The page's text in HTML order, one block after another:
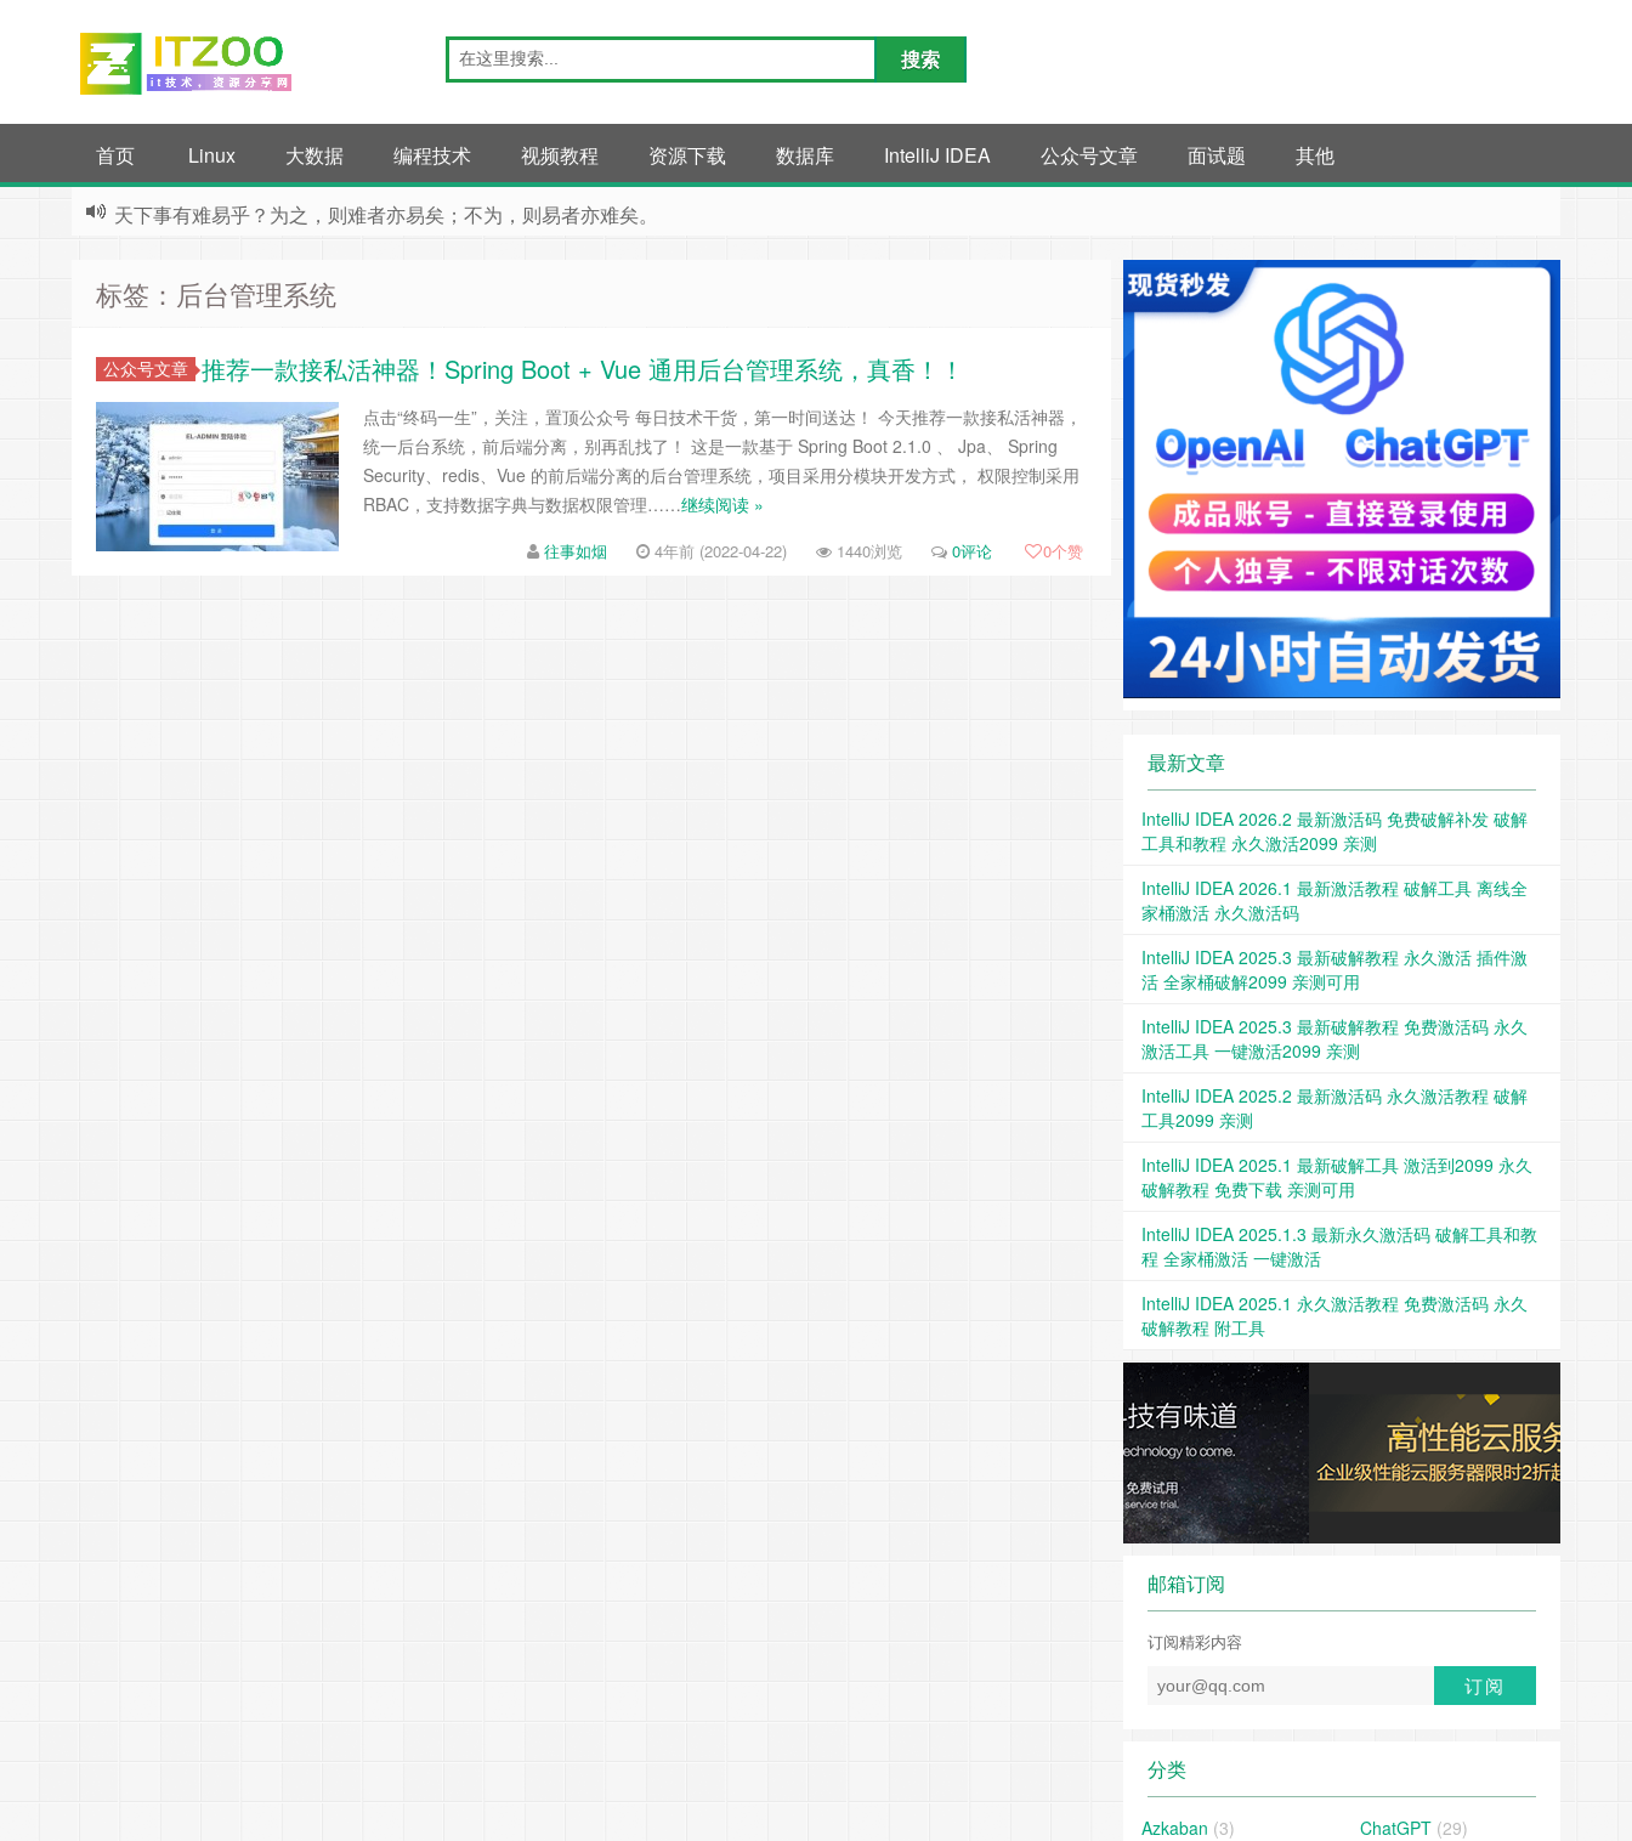
首页 Linux 大数据 编程技术 视频教程 资源下载 数据库 IntelliJ IDEA 公众号文章 面试题 其他
天下事有难易乎？为之，则难者亦易矣；不为，则易者亦难矣。
标签：后台管理系统
公众号文章 推荐一款接​私活神器！Spring Boot + Vue 通用后台管理系统，真香！！
点击“终码一生”，关注，置顶公众号 每日技术干货，第一时间送达！ 今天推荐一款接私活神器，
统一后台系统，前后端分离，别再乱找了！ 这是一款基于 Spring Boot 2.1.0 、 Jpa、 Spring
Security、redis、Vue 的前后端分离的后台管理系统，项目采用分模块开发方式， 权限控制采用
RBAC，支持数据字典与数据权限管理……继续阅读 »
往事如烟 4年前 (2022-04-22) 1440浏览 0评论 0个赞
最新文章
IntelliJ IDEA 2026.2 最新激活码 免费破解补发 破解
工具和教程 永久激活2099 亲测
IntelliJ IDEA 2026.1 最新激活教程 破解工具 离线全
家桶激活 永久激活码
IntelliJ IDEA 2025.3 最新破解教程 永久激活 插件激
活 全家桶破解2099 亲测可用
IntelliJ IDEA 2025.3 最新破解教程 免费激活码 永久
激活工具 一键激活2099 亲测
IntelliJ IDEA 2025.2 最新激活码 永久激活教程 破解
工具2099 亲测
IntelliJ IDEA 2025.1 最新破解工具 激活到2099 永久
破解教程 免费下载 亲测可用
IntelliJ IDEA 2025.1.3 最新永久激活码 破解工具和教
程 全家桶激活 一键激活
IntelliJ IDEA 2025.1 永久激活教程 免费激活码 永久
破解教程 附工具
邮箱订阅
订阅精彩内容
分类
Azkaban (3) ChatGPT (29)